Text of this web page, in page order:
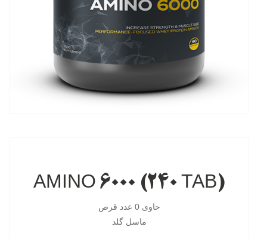
AMINO 6000 (240 TAB)
حاوی 0 عدد قرص
ماسل گلد